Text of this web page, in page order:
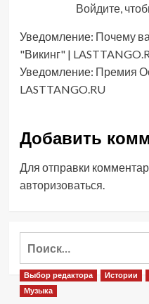
Войдите,
Уведомление: Почему
"Викинг" |
Уведомление: Премия
LASTTANGO.RU
Добавить
Для отправки
авторизоваться
Выбор редактора Истории
Музыка